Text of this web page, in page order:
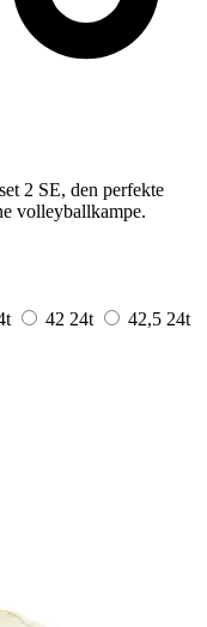
2 SE, den perfekte
volleyballkampe.
42 24t 42,5 24t